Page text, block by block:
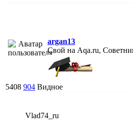
argan13
Свой на Aqa.ru,
5408 904 Видное
Vlad74_ru